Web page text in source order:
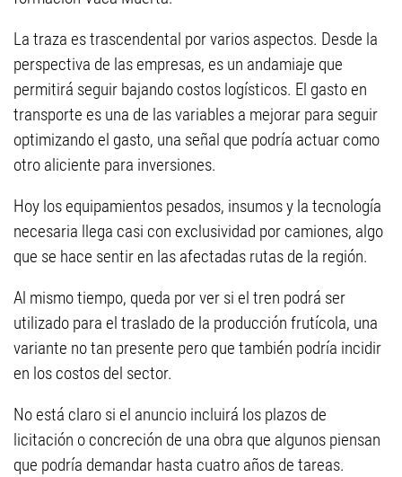
La traza es trascendental por varios aspectos. Desde la
perspectiva de las empresas, es un andamiaje que
permitirá seguir bajando costos logísticos. El gasto en
transporte es una de las variables a mejorar para seguir
optimizando el gasto, una señal que podría actuar como
otro aliciente para inversiones.
Hoy los equipamientos pesados, insumos y la tecnología
necesaria llega casi con exclusividad por camiones, algo
que se hace sentir en las afectadas rutas de la región.
Al mismo tiempo, queda por ver si el tren podrá ser
utilizado para el traslado de la producción frutícola, una
variante no tan presente pero que también podría incidir
en los costos del sector.
No está claro si el anuncio incluirá los plazos de
licitación o concreción de una obra que algunos piensan
que podría demandar hasta cuatro años de tareas.